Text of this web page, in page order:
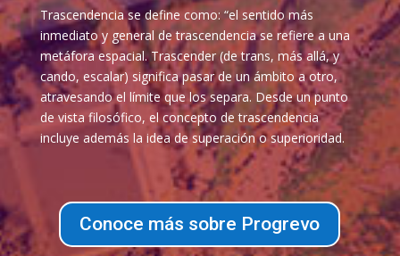
Trascendencia se define como: “el sentido más
inmediato y general de trascendencia se refiere a una
metáfora espacial. Trascender (de trans, más allá, y
cando, escalar) significa pasar de un ámbito a otro,
atravesando el límite que los separa. Desde un punto
de vista filosófico, el concepto de trascendencia
incluye además la idea de superación o superioridad.
Conoce más sobre Progrevo